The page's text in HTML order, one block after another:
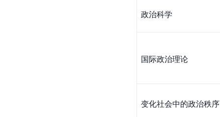
政治科学
国际政治理论
变化社会中的政治秩序